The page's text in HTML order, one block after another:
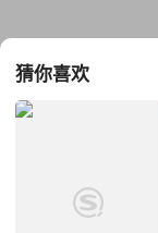
冒险故事，也发现了
猜你喜欢